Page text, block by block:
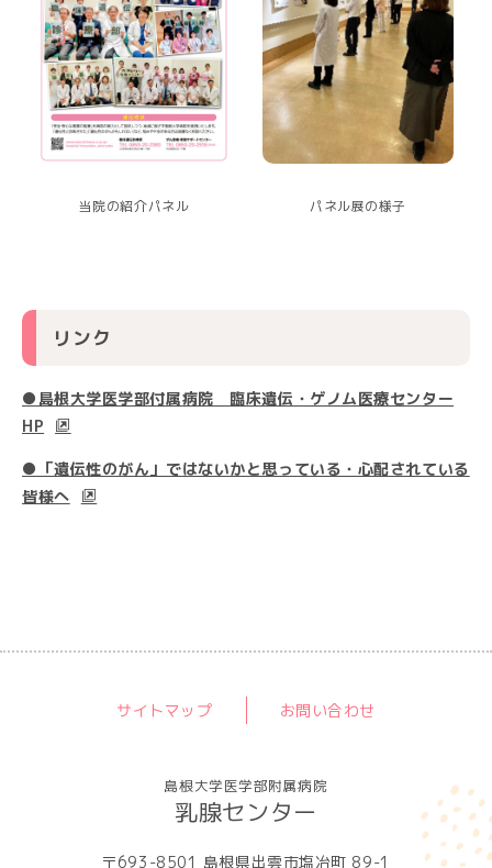
当院の紹介パネル パネル展の様子
リンク
●島根大学医学部付属病院 臨床遺伝・ゲノム医療センター
HP
●「遺伝性のがん」ではないかと思っている・心配されている
皆様へ
サイトマップ お問い合わせ
島根大学医学部附属病院
乳腺センター
〒693-8501 島根県出雲市塩冶町 89-1